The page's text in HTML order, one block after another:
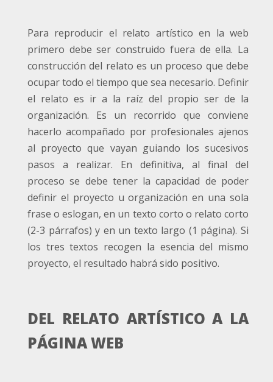
Para reproducir el relato artístico en la web
primero debe ser construido fuera de ella. La
construcción del relato es un proceso que debe
ocupar todo el tiempo que sea necesario. Definir
el relato es ir a la raíz del propio ser de la
organización. Es un recorrido que conviene
hacerlo acompañado por profesionales ajenos
al proyecto que vayan guiando los sucesivos
pasos a realizar. En definitiva, al final del
proceso se debe tener la capacidad de poder
definir el proyecto u organización en una sola
frase o eslogan, en un texto corto o relato corto
(2-3 párrafos) y en un texto largo (1 página). Si
los tres textos recogen la esencia del mismo
proyecto, el resultado habrá sido positivo.
DEL RELATO ARTÍSTICO A LA
PÁGINA WEB